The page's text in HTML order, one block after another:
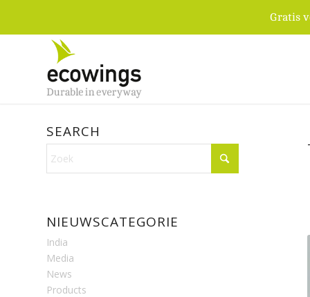
Gratis
SEARCH
NIEUWSCATEGORIE
India
Media
News
Products